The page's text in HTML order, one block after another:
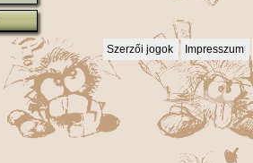
Szerzői jogok Impresszum